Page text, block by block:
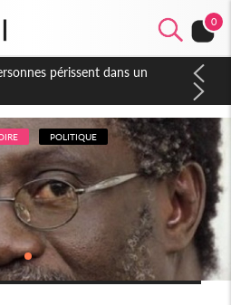
0
de la fête nationale
contre les produits
POLITIQUE